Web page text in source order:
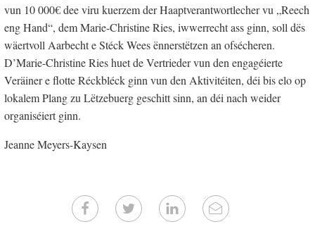
vun 10 000€ dee viru kuerzem der Haaptverantwortlecher vu „Reech
eng Hand“, dem Marie-Christine Ries, iwwerrecht ass ginn, soll dës
wäertvoll Aarbecht e Stéck Wees ënnerstëtzen an ofsécheren.
D’Marie-Christine Ries huet de Vertrieder vun den engagéierte
Veräiner e flotte Réckbléck ginn vun den Aktivitéiten, déi bis elo op
lokalem Plang zu Lëtzebuerg geschitt sinn, an déi nach weider
organiséiert ginn.
Jeanne Meyers-Kaysen